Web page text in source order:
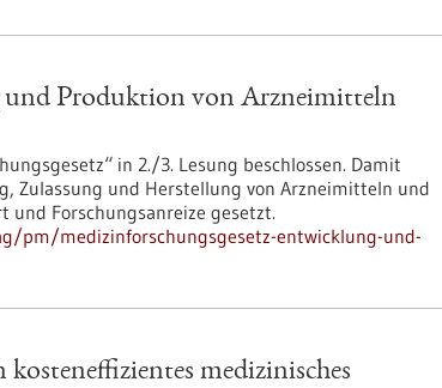
und Produktion von Arzneimitteln
in 2./3. Lesung beschlossen. Damit
Zulassung und Herstellung von Arzneimitteln und
und Forschungsanreize gesetzt.
pm/medizinforschungsgesetz-entwicklung-und-
medizinisches